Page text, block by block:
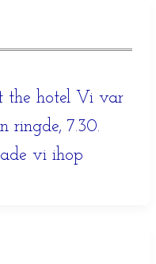
the hotel Vi var
ringde, 7.30.
vi ihop